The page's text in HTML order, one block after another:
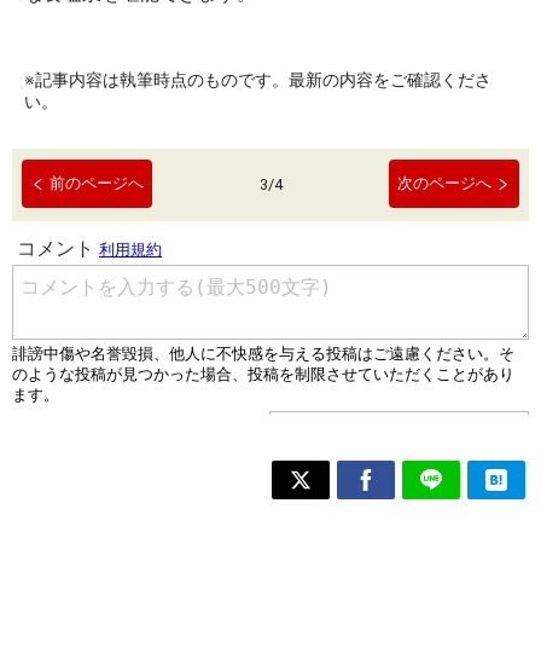
※記事内容は執筆時点のものです。最新の内容をご確認くださ
い。
前のページへ 3/4 次のページへ